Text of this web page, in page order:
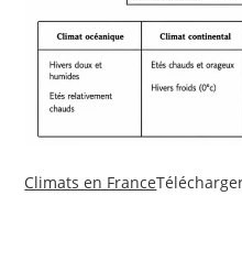
Climats en France